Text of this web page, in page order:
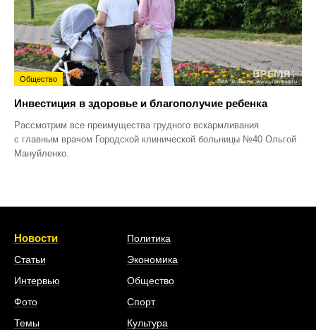
Общество
Инвестиция в здоровье и благополучие ребенка
Рассмотрим все преимущества грудного вскармливания
с главным врачом Городской клинической больницы №40 Ольгой
Мануйленко.
Новости
Статьи
Интервью
Фото
Темы
Политика
Экономика
Общество
Спорт
Культура